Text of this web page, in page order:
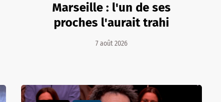
Marseille : l'un de ses
proches l'aurait trahi
7 août 2026